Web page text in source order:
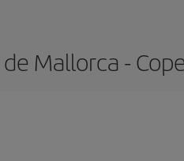
Mallorca -